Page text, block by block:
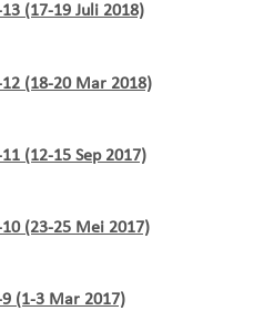
(17-19 Juli 2018)
12 (18-20 Mar 2018)
(12-15 Sep 2017)
10 (23-25 Mei 2017)
9 (1-3 Mar 2017)